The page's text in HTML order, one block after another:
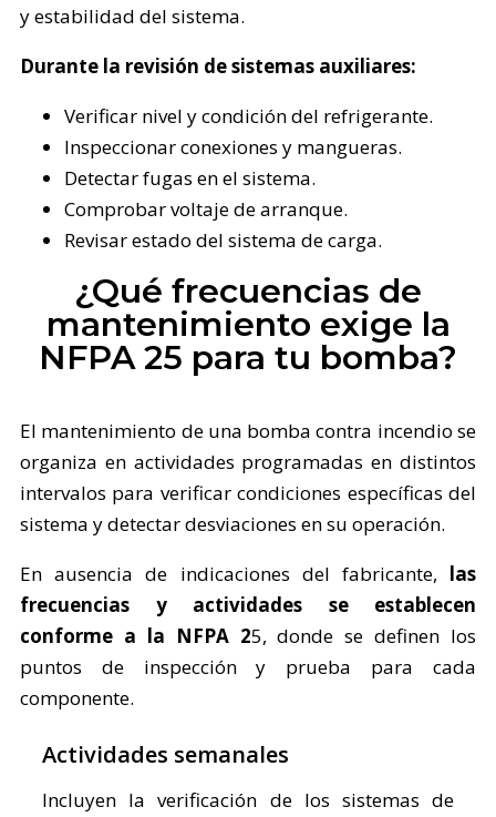
y estabilidad del sistema.
Durante la revisión de sistemas auxiliares:
Verificar nivel y condición del refrigerante.
Inspeccionar conexiones y mangueras.
Detectar fugas en el sistema.
Comprobar voltaje de arranque.
Revisar estado del sistema de carga.
¿Qué frecuencias de
mantenimiento exige la
NFPA 25 para tu bomba?
El mantenimiento de una bomba contra incendio se
organiza en actividades programadas en distintos
intervalos para verificar condiciones específicas del
sistema y detectar desviaciones en su operación.
En ausencia de indicaciones del fabricante, las
frecuencias y actividades se establecen
conforme a la NFPA 25, donde se definen los
puntos de inspección y prueba para cada
componente.
Actividades semanales
Incluyen la verificación de los sistemas de